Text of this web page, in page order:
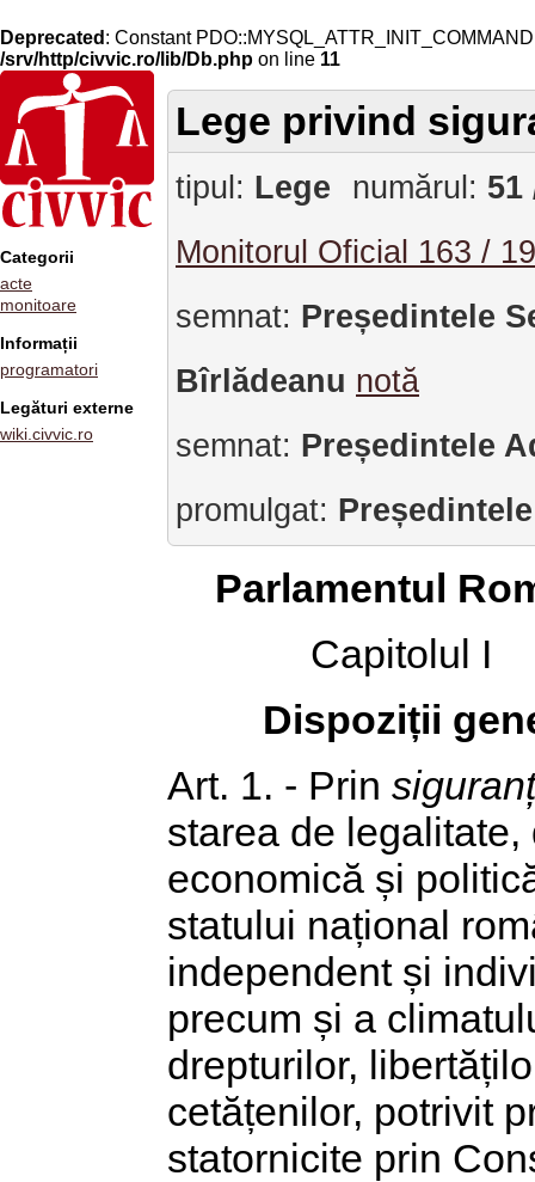
Deprecated : Constant
/srv/http/civvic.ro/lib/Db.php on line 11
Categorii
acte
monitoare
Informații
programatori
Legături externe
wiki.civvic.ro
Lege privind
tipul: Lege numărul: 51
Monitorul Oficial 163 /
semnat: Președintele
Bîrlădeanu notă
semnat: Președintele
promulgat:
Parlamentul
Capitolul I
Dispoziții
Art. 1. - Prin
starea de
economică și
statului național
independent și
precum și a
drepturilor,
cetățenilor, potrivit
statornicite prin